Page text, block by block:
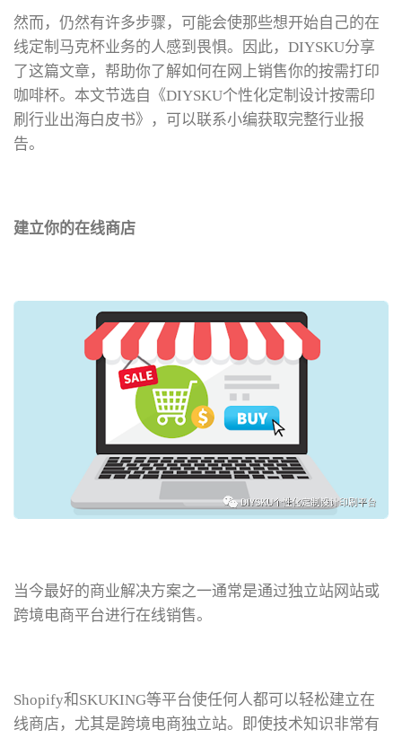
然而，仍然有许多步骤，可能会使那些想开始自己的在
线定制马克杯业务的人感到畏惧。因此，DIYSKU分享
了这篇文章，帮助你了解如何在网上销售你的按需打印
咖啡杯。本文节选自《DIYSKU个性化定制设计按需印
刷行业出海白皮书》，可以联系小编获取完整行业报
告。
建立你的在线商店
当今最好的商业解决方案之一通常是通过独立站网站或
跨境电商平台进行在线销售。
Shopify和SKUKING等平台使任何人都可以轻松建立在
线商店，尤其是跨境电商独立站。即使技术知识非常有